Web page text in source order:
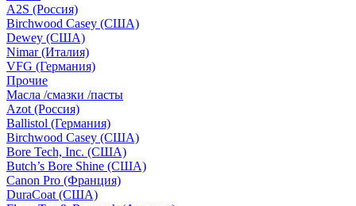
A2S (Россия)
Birchwood Casey (США)
Dewey (США)
Nimar (Италия)
VFG (Германия)
Прочие
Масла /смазки /пасты
Azot (Россия)
Ballistol (Германия)
Birchwood Casey (США)
Bore Tech, Inc. (США)
Butch’s Bore Shine (СШA)
Canon Pro (Франция)
DuraCoat (США)